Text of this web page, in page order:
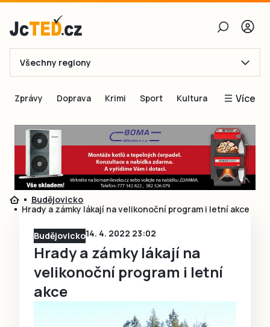
E-mail
Obnovit heslo
Přihlásit se
Přihlásit se přes Facebook
Ještě nemám účet, chci se
Všechny regiony
Zprávy Doprava Krimi Sport Kultura Více
Blogy
Inspirace
Čtenáři píší
Speciální přílohy
Budějovicko
Hrady a zámky lákají na velikonoční program i letní akce
Budějovicko14. 4. 2022 23:02
Hrady a zámky lákají na
velikonoční program i letní
akce